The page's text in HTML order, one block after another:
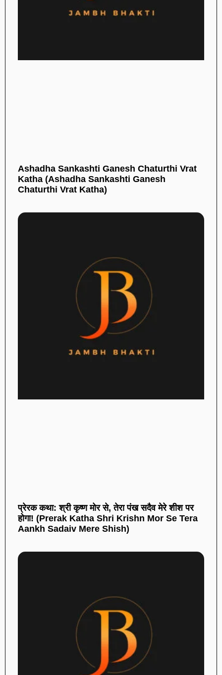
Ashadha Sankashti Ganesh Chaturthi Vrat
Katha (Ashadha Sankashti Ganesh
Chaturthi Vrat Katha)
प्रेरक कथा: श्री कृष्ण मोर से, तेरा पंख सदैव मेरे शीश पर
होगा! (Prerak Katha Shri Krishn Mor Se Tera
Aankh Sadaiv Mere Shish)